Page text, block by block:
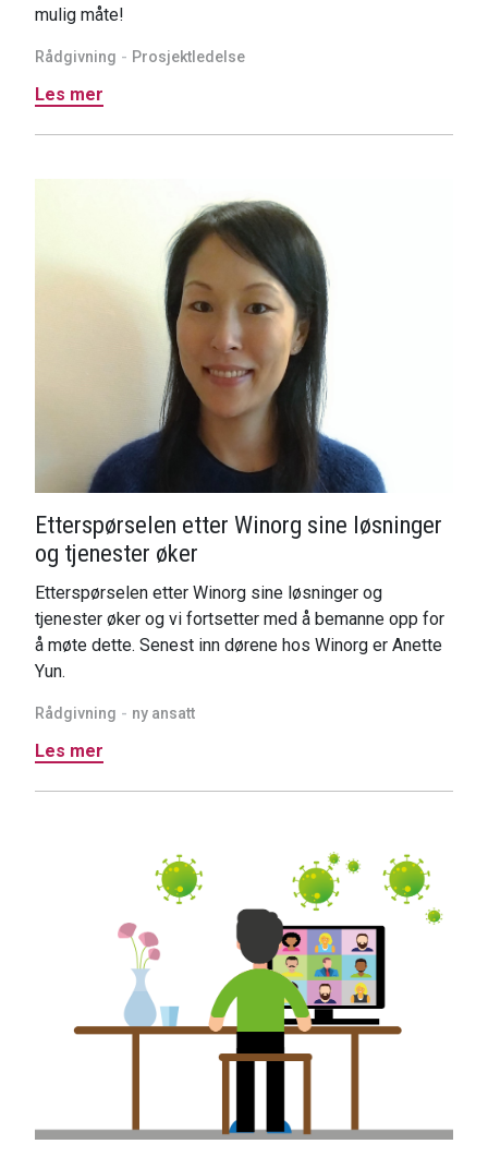
mulig måte!
Rådgivning Prosjektledelse
Les mer
Etterspørselen etter Winorg sine løsninger
og tjenester øker
Etterspørselen etter Winorg sine løsninger og
tjenester øker og vi fortsetter med å bemanne opp for
å møte dette. Senest inn dørene hos Winorg er Anette
Yun.
Rådgivning ny ansatt
Les mer